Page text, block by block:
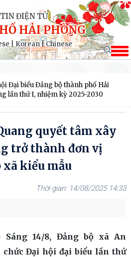
ĐIỆN TỬ
HẢI PHÒNG
|Korean|Chinese
Đại biểu Đảng bộ thành phố Hải
lần thứ I, nhiệm kỳ 2025-2030
quyết tâm xây
trở thành đơn vị
kiểu mẫu
14/08/2025 14:33
Sáng 14/8, Đảng bộ xã An
Đại hội đại biểu lần thứ